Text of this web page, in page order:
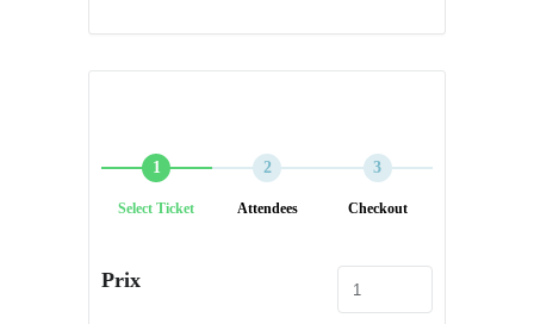
1
Select Ticket
2
Attendees
3
Checkout
Prix